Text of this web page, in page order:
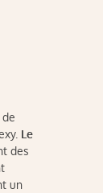
Le
des
un